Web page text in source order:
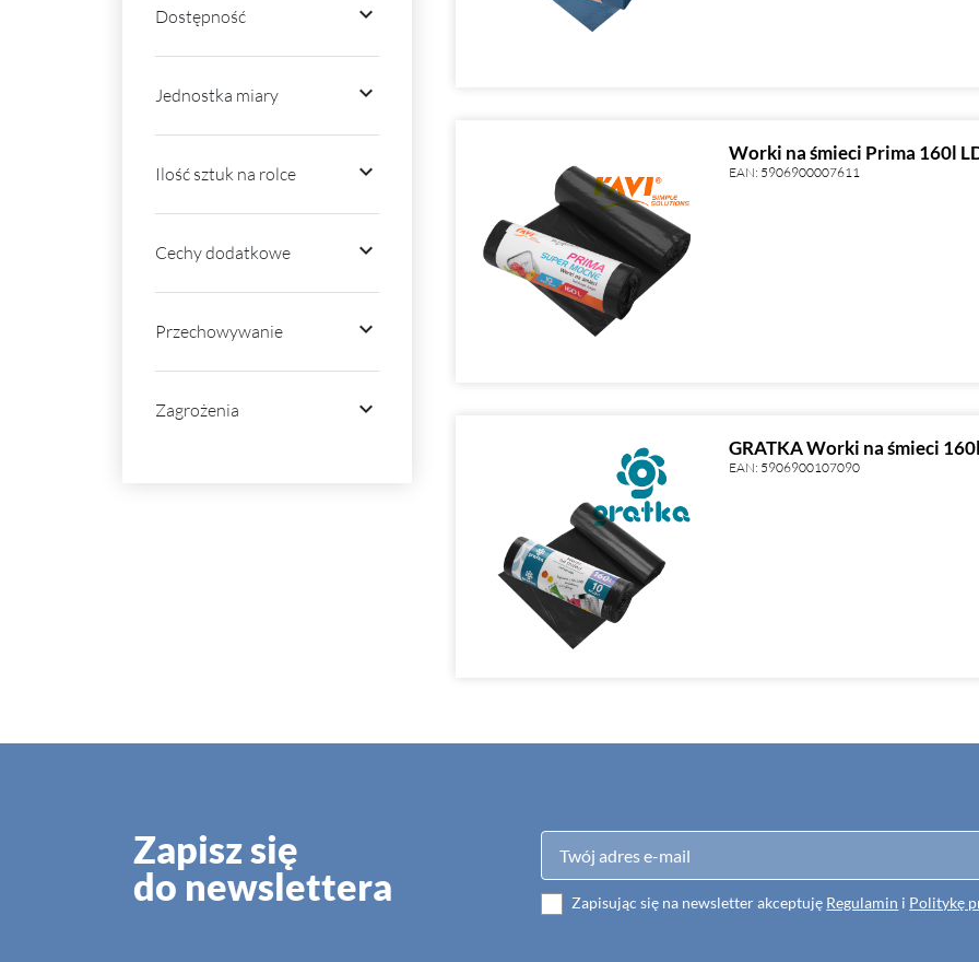
Dostępność 
Jednostka miary 
Ilość sztuk na rolce 
Cechy dodatkowe 
Przechowywanie 
Zagrożenia 
Worki na śmieci Prima 160l
EAN: 5906900007611
GRATKA Worki na śmieci
EAN: 5906900107090
Zapisz się
do newslettera
Zapisując się na newsletter akceptuję Regulamin i Politykę